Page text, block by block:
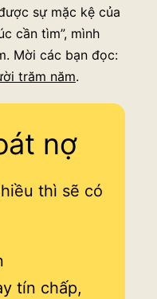
sự mặc kệ của
cần tìm”, mình
Mời các bạn đọc:
trăm năm.
nợ
thì sẽ có
tín chấp,